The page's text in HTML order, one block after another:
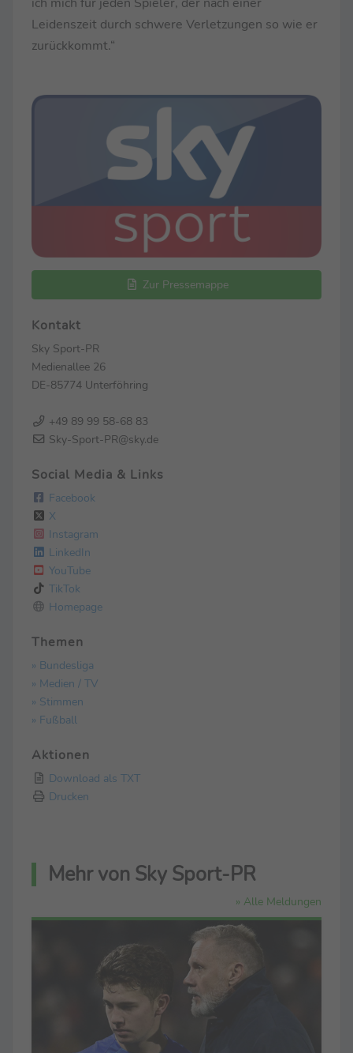
Leidenszeit durch schwere Verletzungen so wie er
zurückkommt.“
Zur Pressemappe
Kontakt
Sky Sport-PR
Medienallee 26
DE-85774 Unterföhring
+49 89 99 58-68 83
Sky-Sport-PR@sky.de
Social Media & Links
Facebook
X
Instagram
LinkedIn
YouTube
TikTok
Homepage
Themen
» Bundesliga
» Medien / TV
» Stimmen
» Fußball
Aktionen
Download als TXT
Drucken
Mehr von Sky Sport-PR
» Alle Meldungen